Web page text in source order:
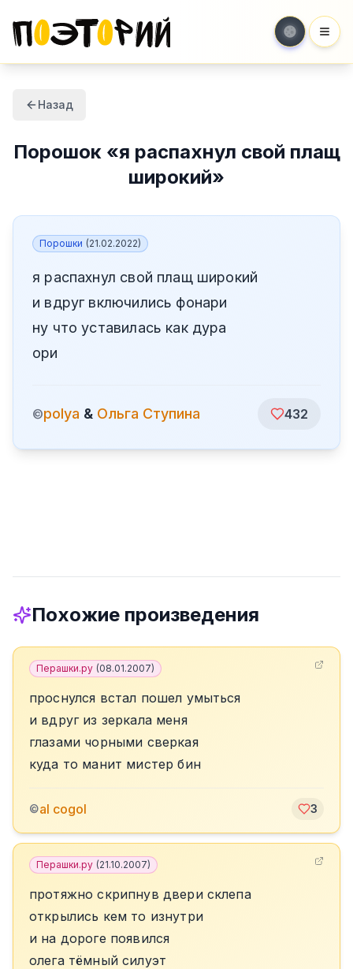
Назад
Порошок«я распахнул свой плащ
широкий»
Порошки (21.02.2022)
я распахнул свой плащ широкий
и вдруг включились фонари
ну что уставилась как дура
ори
©polya & Ольга Ступина 432
Похожие произведения
Перашки.ру (08.01.2007)
проснулся встал пошел умыться
и вдруг из зеркала меня
глазами чорными сверкая
куда то манит мистер бин
©al cogol 3
Перашки.ру (21.10.2007)
протяжно скрипнув двери склепа
открылись кем то изнутри
и на дороге появился
олега тёмный силуэт